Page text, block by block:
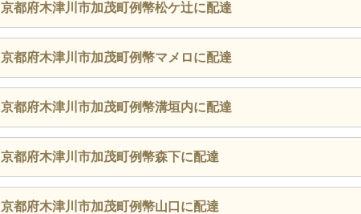
京都府木津川市加茂町例幣松ケ辻に配達
京都府木津川市加茂町例幣マメロに配達
京都府木津川市加茂町例幣溝垣内に配達
京都府木津川市加茂町例幣森下に配達
京都府木津川市加茂町例幣山口に配達